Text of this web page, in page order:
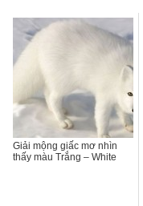
Giải mộng giấc mơ nhìn
thấy màu Trắng – White